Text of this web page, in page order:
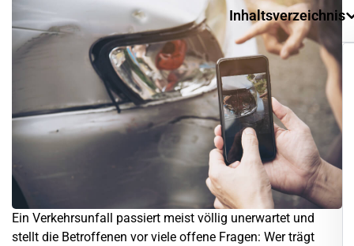
Ein Verkehrsunfall passiert meist völlig unerwartet und
stellt die Betroffenen vor viele offene Fragen: Wer trägt
Inhaltsverzeichnis